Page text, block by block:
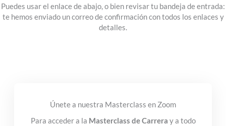
Puedes usar el enlace de abajo, o bien revisar tu bandeja de entrada:
te hemos enviado un correo de confirmación con todos los enlaces y
detalles.
Únete a nuestra Masterclass en Zoom
Para acceder a la Masterclass de Carrera y a todo